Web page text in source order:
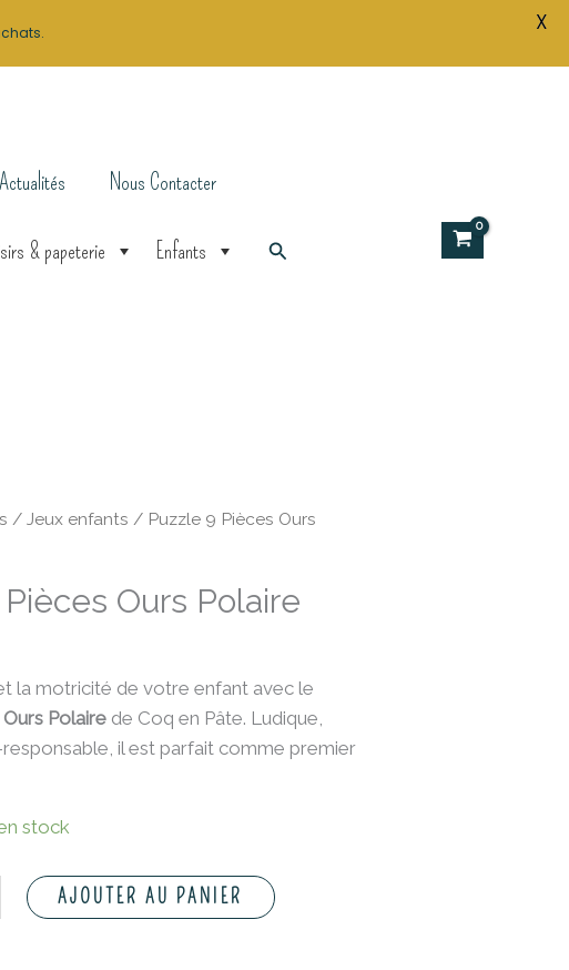
Nous Contacter
& papeterie Enfants Rechercher
/ Jeux enfants / Puzzle 9 Pièces Ours
Ours Polaire
la motricité de votre enfant avec le
Polairede Coq en Pâte. Ludique,
il est parfait comme premier
stock
AJOUTER AU PANIER
X